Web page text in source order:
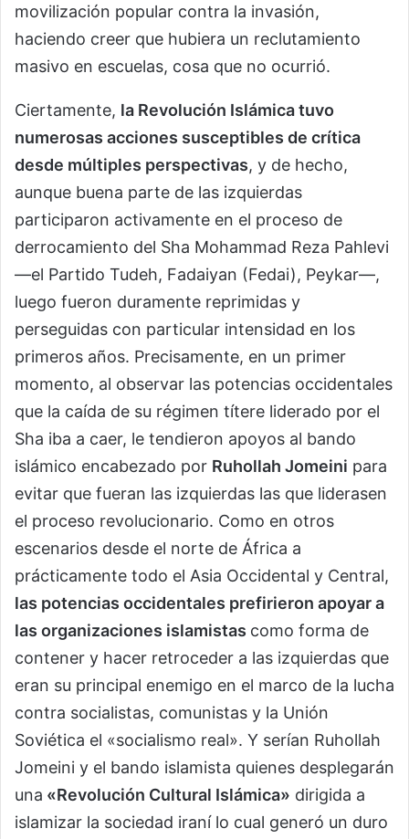
movilización popular contra la invasión,
haciendo creer que hubiera un reclutamiento
masivo en escuelas, cosa que no ocurrió.
Ciertamente, la Revolución Islámica tuvo
numerosas acciones susceptibles de crítica
desde múltiples perspectivas, y de hecho,
aunque buena parte de las izquierdas
participaron activamente en el proceso de
derrocamiento del Sha Mohammad Reza Pahlevi
—el Partido Tudeh, Fadaiyan (Fedai), Peykar—,
luego fueron duramente reprimidas y
perseguidas con particular intensidad en los
primeros años. Precisamente, en un primer
momento, al observar las potencias occidentales
que la caída de su régimen títere liderado por el
Sha iba a caer, le tendieron apoyos al bando
islámico encabezado por Ruhollah Jomeini para
evitar que fueran las izquierdas las que liderasen
el proceso revolucionario. Como en otros
escenarios desde el norte de África a
prácticamente todo el Asia Occidental y Central,
las potencias occidentales prefirieron apoyar a
las organizaciones islamistas como forma de
contener y hacer retroceder a las izquierdas que
eran su principal enemigo en el marco de la lucha
contra socialistas, comunistas y la Unión
Soviética el «socialismo real». Y serían Ruhollah
Jomeini y el bando islamista quienes desplegarán
una «Revolución Cultural Islámica» dirigida a
islamizar la sociedad iraní lo cual generó un duro